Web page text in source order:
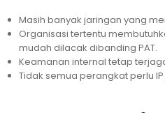
Masih banyak jaringan yang
Organisasi tertentu
mudah dilacak dibanding PAT.
Keamanan internal tetap
Tidak semua perangkat perlu